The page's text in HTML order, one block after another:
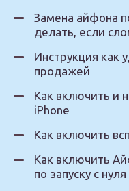
Замена айфона
делать, если
Инструкция как
продажей
Как включить и
iPhone
Как включить
Как включить
по запуску с нуля